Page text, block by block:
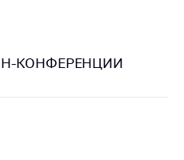
КОНФЕРЕНЦИИ